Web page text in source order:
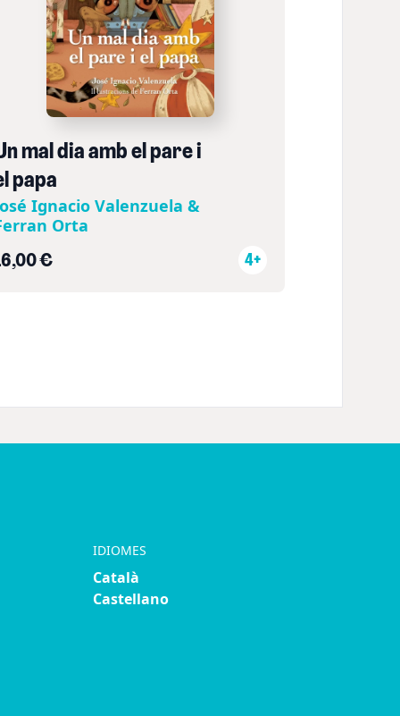
mal dia amb el pare i
papa
Ignacio Valenzuela &
Orta
€ 4+
IDIOMES
Català
Castellano